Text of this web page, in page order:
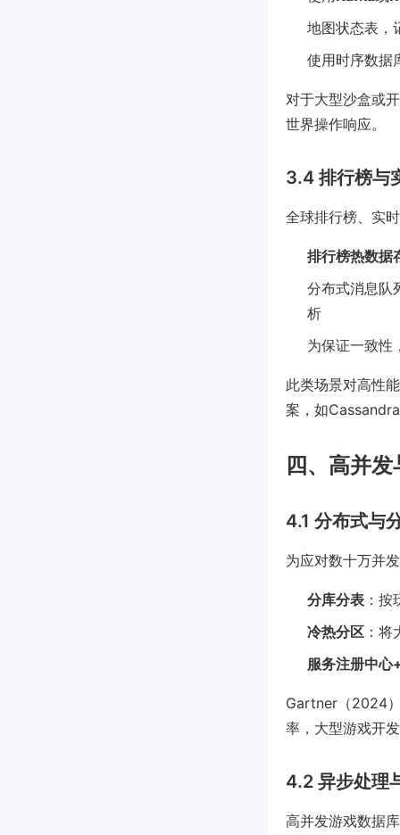
地图状态表，
使用时序数据
对于大型沙盒或
世界操作响应。
3.4 排行榜与
全球排行榜、实
排行榜热数据
分布式消息队
析
为保证一致性
此类场景对高性
案，如
四、高并
4.1 分布式与
为应对数十万并
分库分表 ：
冷热分区 ：
服务注册中心
Gartner（2024
率，大型游戏开
4.2 异步处理
高并发游戏数据